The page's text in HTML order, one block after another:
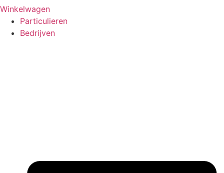
Winkelwagen
Particulieren
Bedrijven